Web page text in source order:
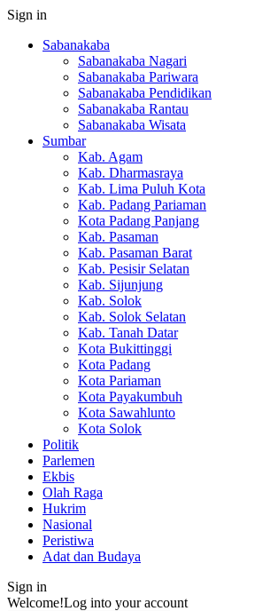
Sign in
Sabanakaba
Sabanakaba Nagari
Sabanakaba Pariwara
Sabanakaba Pendidikan
Sabanakaba Rantau
Sabanakaba Wisata
Sumbar
Kab. Agam
Kab. Dharmasraya
Kab. Lima Puluh Kota
Kab. Padang Pariaman
Kota Padang Panjang
Kab. Pasaman
Kab. Pasaman Barat
Kab. Pesisir Selatan
Kab. Sijunjung
Kab. Solok
Kab. Solok Selatan
Kab. Tanah Datar
Kota Bukittinggi
Kota Padang
Kota Pariaman
Kota Payakumbuh
Kota Sawahlunto
Kota Solok
Politik
Parlemen
Ekbis
Olah Raga
Hukrim
Nasional
Peristiwa
Adat dan Budaya
Sign in
Welcome!Log into your account